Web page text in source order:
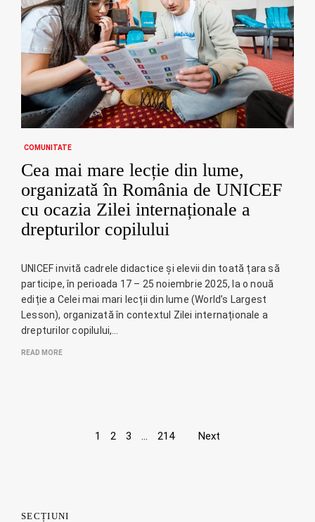
COMUNITATE
Cea mai mare lecție din lume,
organizată în România de UNICEF
cu ocazia Zilei internaționale a
drepturilor copilului
UNICEF invită cadrele didactice și elevii din toată țara să
participe, în perioada 17 – 25 noiembrie 2025, la o nouă
ediție a Celei mai mari lecții din lume (World’s Largest
Lesson), organizată în contextul Zilei internaționale a
drepturilor copilului,…
READ MORE
1 2 3 214 Next
SECȚIUNI